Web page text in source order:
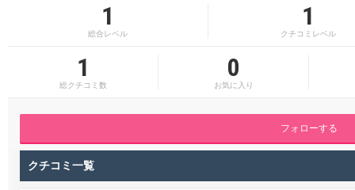
1
総合レベル
1
クチコミレベル
1
総クチコミ数
0
お気に入り
フォローする
クチコミ一覧